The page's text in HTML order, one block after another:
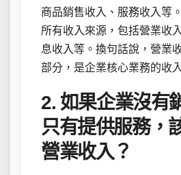
商品銷售收入、服務收入等
所有收入來源，包括營業收
息收入等。換句話說，營業
部分，是企業核心業務的收
2. 如果企業沒有
只有提供服務，
營業收入？